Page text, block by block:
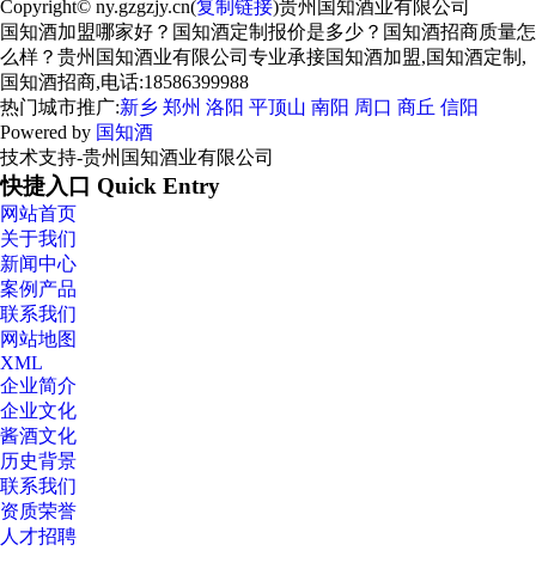
Copyright© ny.gzgzjy.cn(复制链接)贵州国知酒业有限公司
国知酒加盟哪家好？国知酒定制报价是多少？国知酒招商质量怎
么样？贵州国知酒业有限公司专业承接国知酒加盟,国知酒定制,
国知酒招商,电话:18586399988
热门城市推广:新乡 郑州 洛阳 平顶山 南阳 周口 商丘 信阳
Powered by 国知酒
技术支持-贵州国知酒业有限公司
快捷入口 Quick Entry
网站首页
关于我们
新闻中心
案例产品
联系我们
网站地图
XML
企业简介
企业文化
酱酒文化
历史背景
联系我们
资质荣誉
人才招聘